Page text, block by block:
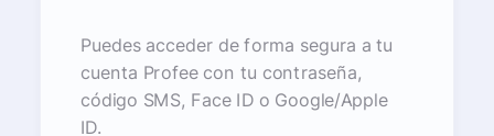
Puedes acceder de forma segura a tu
cuenta Profee con tu contraseña,
código SMS, Face ID o Google/Apple
ID.